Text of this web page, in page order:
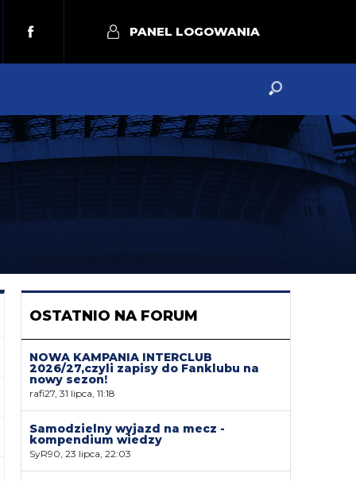
PANEL LOGOWANIA
OSTATNIO NA FORUM
NOWA KAMPANIA INTERCLUB
2026/27,czyli zapisy do Fanklubu na
nowy sezon!
rafi27, 31 lipca, 11:18
Samodzielny wyjazd na mecz -
kompendium wiedzy
SyR90, 23 lipca, 22:03